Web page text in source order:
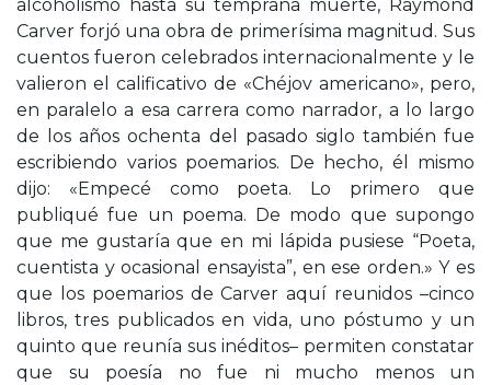
alcoholismo hasta su temprana muerte, Raymond
Carver forjó una obra de primerísima magnitud. Sus
cuentos fueron celebrados internacionalmente y le
valieron el calificativo de «Chéjov americano», pero,
en paralelo a esa carrera como narrador, a lo largo
de los años ochenta del pasado siglo también fue
escribiendo varios poemarios. De hecho, él mismo
dijo: «Empecé como poeta. Lo primero que
publiqué fue un poema. De modo que supongo
que me gustaría que en mi lápida pusiese “Poeta,
cuentista y ocasional ensayista”, en ese orden.» Y es
que los poemarios de Carver aquí reunidos –cinco
libros, tres publicados en vida, uno póstumo y un
quinto que reunía sus inéditos– permiten constatar
que su poesía no fue ni mucho menos un